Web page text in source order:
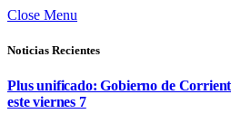
Close Menu
Noticias Recientes
Plus unificado: Gobierno de
este viernes 7